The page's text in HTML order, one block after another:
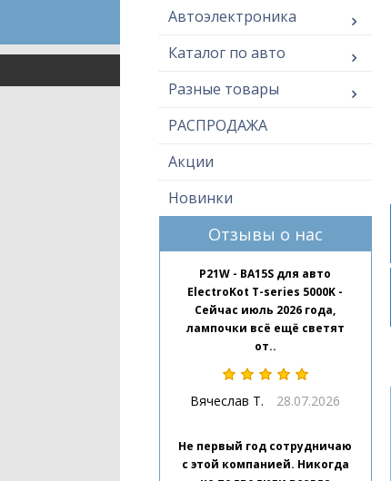
Автоэлектроника
Каталог по авто
Разные товары
РАСПРОДАЖА
Акции
Новинки
Отзывы о нас
P21W - BA15S для авто
ElectroKot T-series 5000K -
Сейчас июль 2026 года,
лампочки всё ещё светят
от..
Вячеслав Т. 28.07.2026
Не первый год сотрудничаю
с этой компанией. Никогда